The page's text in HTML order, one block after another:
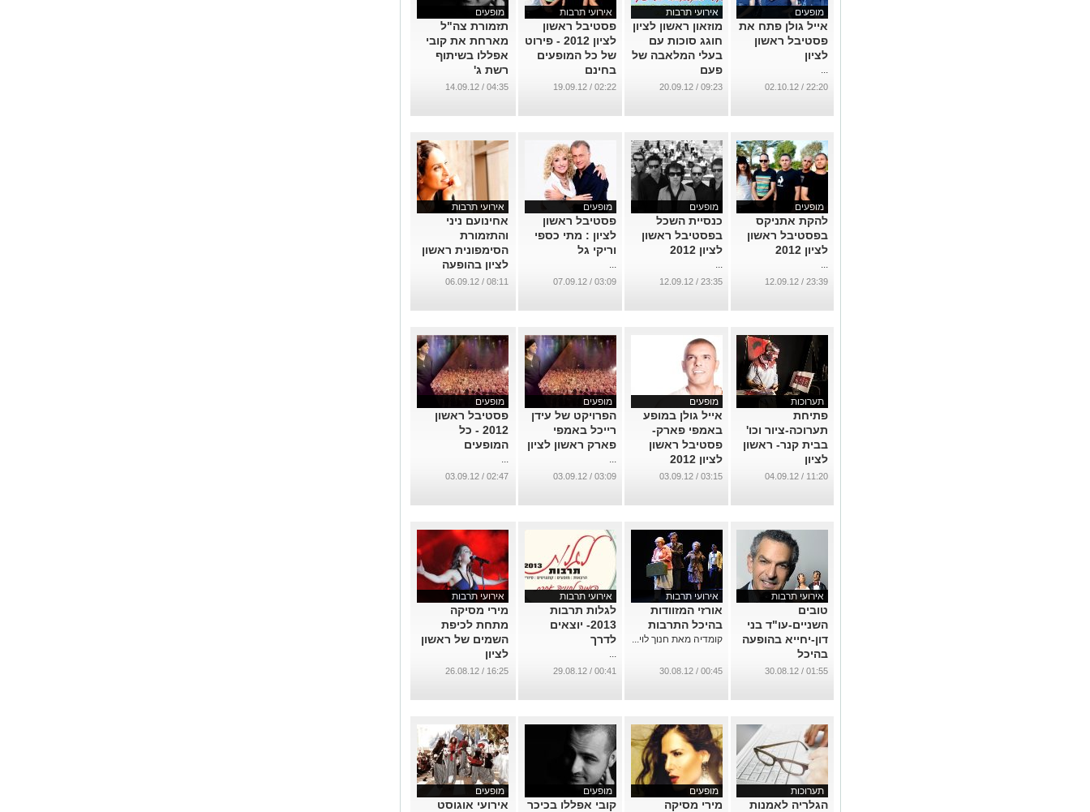
מופעים
אייל גולן פתח את
פסטיבל ראשון
לציון
...
22:20 / 02.10.12
אירועי תרבות
מוזאון ראשון לציון
חוגג סוכות עם
בעלי המלאבה של
פעם
...
09:23 / 20.09.12
אירועי תרבות
פסטיבל ראשון
לציון 2012 - פירוט
של כל המופעים
בחינם
...
02:22 / 19.09.12
מופעים
תזמורת צה"ל
מארחת את קובי
אפללו בשיתוף
רשת ג'
...
04:35 / 14.09.12
מופעים
להקת אתניקס
בפסטיבל ראשון
לציון 2012
...
23:39 / 12.09.12
מופעים
כנסיית השכל
בפסטיבל ראשון
לציון 2012
...
23:35 / 12.09.12
מופעים
פסטיבל ראשון
לציון : מתי כספי
וריקי גל
...
03:09 / 07.09.12
אירועי תרבות
אחינועם ניני
והתזמורת
הסימפונית ראשון
לציון בהופעה
מיוחדת בפסטיבל
...
08:11 / 06.09.12
תערוכות
פתיחת
תערוכה-ציור וכו'
בבית קנר- ראשון
לציון
...
11:20 / 04.09.12
מופעים
אייל גולן במופע
באמפי פארק-
פסטיבל ראשון
לציון 2012
...
03:15 / 03.09.12
מופעים
הפרויקט של עידן
רייכל באמפי
פארק ראשון לציון
...
03:09 / 03.09.12
מופעים
פסטיבל ראשון
2012 - כל
המופעים
...
02:47 / 03.09.12
אירועי תרבות
טובים
השניים-עו"ד בני
דון-יחייא בהופעה
בהיכל
...
01:55 / 30.08.12
אירועי תרבות
אורזי המזוודות
בהיכל התרבות
קומדיה מאת חנוך לוי...
00:45 / 30.08.12
אירועי תרבות
לגלות תרבות
2013- יוצאים
לדרך
...
00:41 / 29.08.12
אירועי תרבות
מירי מסיקה
מתחת לכיפת
השמים של ראשון
לציון
...
16:25 / 26.08.12
תערוכות
הגלריה לאמנות
מופעים
מירי מסיקה
מופעים
קובי אפללו בכיכר
מופעים
אירועי אוגוסט